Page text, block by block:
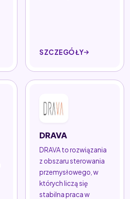
SZCZEGÓŁY
DRAVA
DRAVA to rozwiązania
z obszaru sterowania
przemysłowego, w
których liczą się
stabilna praca w